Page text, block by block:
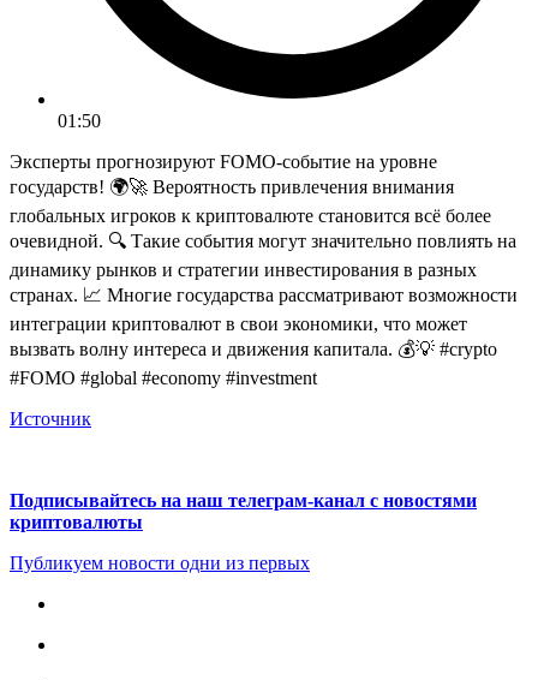
01:50
Эксперты прогнозируют FOMO-событие на уровне
государств! 🌍🚀 Вероятность привлечения внимания
глобальных игроков к криптовалюте становится всё более
очевидной. 🔍 Такие события могут значительно повлиять на
динамику рынков и стратегии инвестирования в разных
странах. 📈 Многие государства рассматривают возможности
интеграции криптовалют в свои экономики, что может
вызвать волну интереса и движения капитала. 💰💡 #crypto
#FOMO #global #economy #investment
Источник
Подписывайтесь на наш телеграм-канал с новостями
криптовалюты
Публикуем новости одни из первых